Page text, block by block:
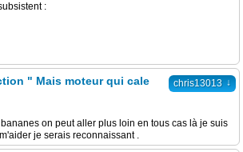
:
chris13013 ↓
" Mais moteur qui cale
bananes on peut aller plus loin en tous cas là je suis
je serais reconnaissant .